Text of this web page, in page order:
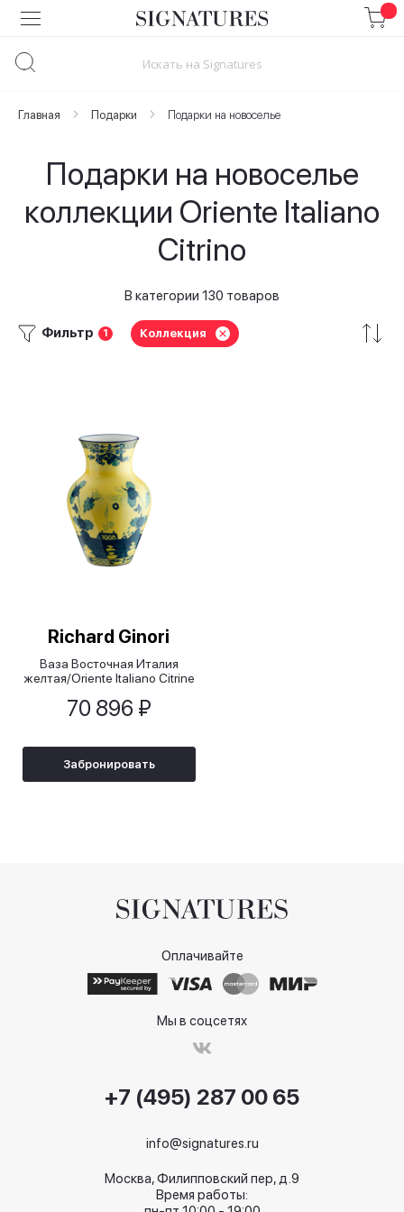
Skip
to
Главная Подарки Подарки на новоселье
Подарки на новоселье
коллекции Oriente Italiano
Citrino
В категории 130 товаров
Фильтр 1 Коллекция
Richard Ginori
Ваза Восточная Италия
желтая/Оriente Italiano Citrine
70 896 ₽
Забронировать
Оплачивайте
Мы в соцсетях
+7 (495) 287 00 65
info@signatures.ru
Москва, Филипповский пер, д.9
Время работы: